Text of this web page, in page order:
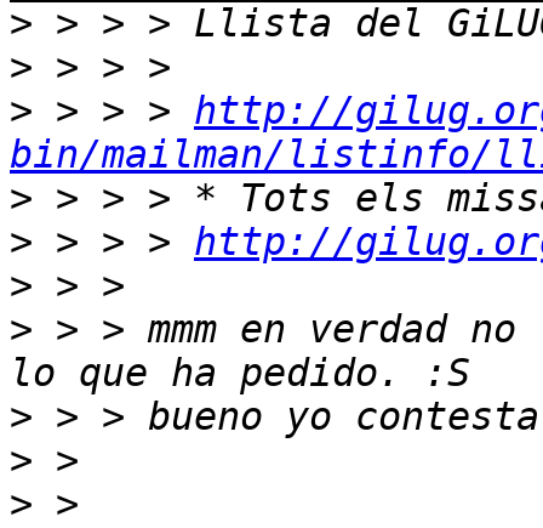
>
>
> > > > http://
bin/mailman/listinfo/
>
> > > > http://
>
> > > mmm en verdad
>
>
> >